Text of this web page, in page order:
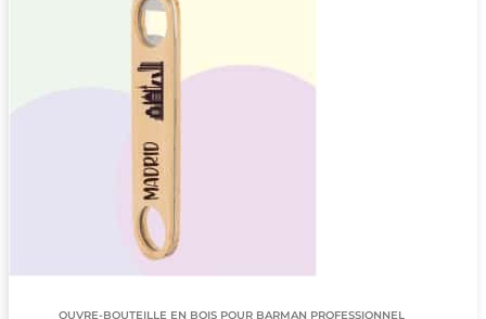
OUVRE-BOUTEILLE EN BOIS POUR BARMAN PROFESSIONNEL